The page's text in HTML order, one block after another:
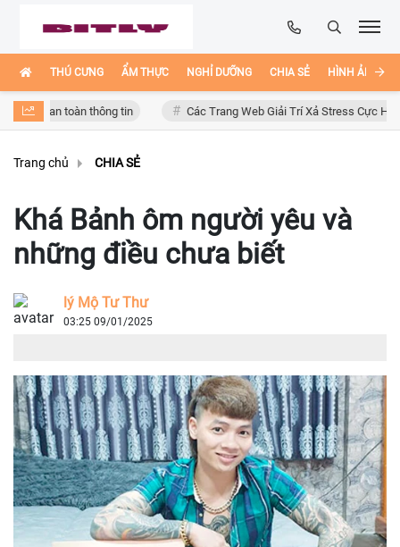
THÚ CƯNG ẨM THỰC NGHỈ DƯỠNG CHIA SẺ HÌNH ẢNH
toàn thông tin Các Trang Web Giải Trí Xả Stress Cực Hay Ho Trên
Trang chủ CHIA SẺ
Khá Bảnh ôm người yêu và
những điều chưa biết
lý Mộ Tư Thư
03:25 09/01/2025